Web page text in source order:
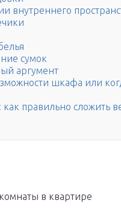
внутреннего
сумок
аргумент
шкафа или
как правильно сложить
в квартире